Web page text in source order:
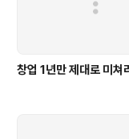
창업 1년만 제대로 미쳐